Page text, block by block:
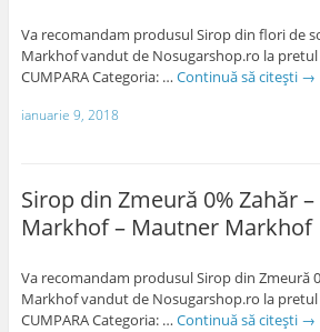
Va recomandam produsul Sirop din flori de
Markhof vandut de Nosugarshop.ro la pretul
CUMPARA Categoria: … Continuă să citești →
ianuarie 9, 2018
Sirop din Zmeură 0% Zahăr
Markhof – Mautner Markhof
Va recomandam produsul Sirop din Zmeură
Markhof vandut de Nosugarshop.ro la pretul
CUMPARA Categoria: … Continuă să citești →